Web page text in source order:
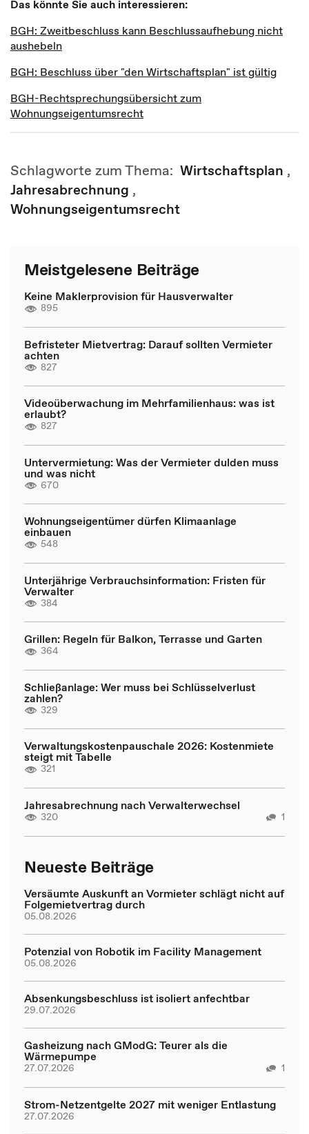
Das könnte Sie auch interessieren:
BGH: Zweitbeschluss kann Beschlussaufhebung nicht
aushebeln
BGH: Beschluss über "den Wirtschaftsplan" ist gültig
BGH-Rechtsprechungsübersicht zum
Wohnungseigentumsrecht
Schlagworte zum Thema: Wirtschaftsplan ,
Jahresabrechnung ,
Wohnungseigentumsrecht
Meistgelesene Beiträge
Keine Maklerprovision für Hausverwalter
895
Befristeter Mietvertrag: Darauf sollten Vermieter
achten
827
Videoüberwachung im Mehrfamilienhaus: was ist
erlaubt?
827
Untervermietung: Was der Vermieter dulden muss
und was nicht
670
Wohnungseigentümer dürfen Klimaanlage
einbauen
548
Unterjährige Verbrauchsinformation: Fristen für
Verwalter
384
Grillen: Regeln für Balkon, Terrasse und Garten
364
Schließanlage: Wer muss bei Schlüsselverlust
zahlen?
329
Verwaltungskostenpauschale 2026: Kostenmiete
steigt mit Tabelle
321
Jahresabrechnung nach Verwalterwechsel
320 1
Neueste Beiträge
Versäumte Auskunft an Vormieter schlägt nicht auf
Folgemietvertrag durch
05.08.2026
Potenzial von Robotik im Facility Management
05.08.2026
Absenkungsbeschluss ist isoliert anfechtbar
29.07.2026
Gasheizung nach GModG: Teurer als die
Wärmepumpe
27.07.2026 1
Strom-Netzentgelte 2027 mit weniger Entlastung
27.07.2026